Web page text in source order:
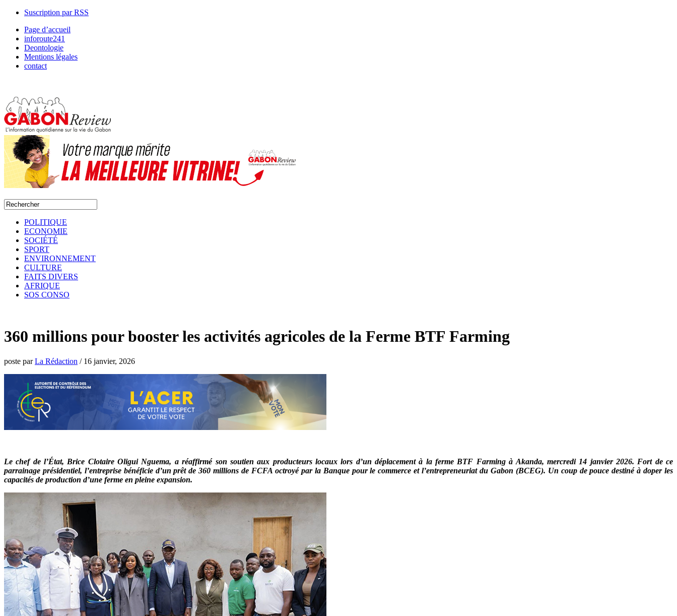
Suscription par RSS
Page d’accueil
inforoute241
Deontologie
Mentions légales
contact
POLITIQUE
ECONOMIE
SOCIÉTÉ
SPORT
ENVIRONNEMENT
CULTURE
FAITS DIVERS
AFRIQUE
SOS CONSO
360 millions pour booster les activités agricoles de la Ferme BTF Farming
poste parLa Rédaction / 16 janvier, 2026
Le chef de l’État, Brice Clotaire Oligui Nguema, a réaffirmé son soutien aux producteurs locaux lors d’un déplacement à la ferme BTF Farming à Akanda, mercredi 14 janvier 2026. Fort de ce
parrainage présidentiel, l’entreprise bénéficie d’un prêt de 360 millions de FCFA octroyé par la Banque pour le commerce et l’entrepreneuriat du Gabon (BCEG). Un coup de pouce destiné à doper les
capacités de production d’une ferme en pleine expansion.